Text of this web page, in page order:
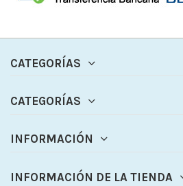
CATEGORÍAS
CATEGORÍAS
INFORMACIÓN
INFORMACIÓN DE LA TIENDA